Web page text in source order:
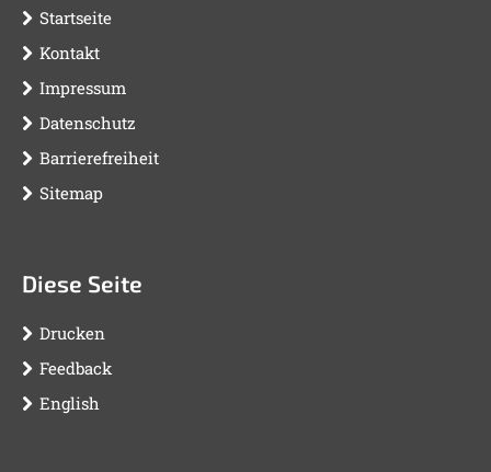
Startseite
Kontakt
Impressum
Datenschutz
Barrierefreiheit
Sitemap
Diese Seite
Drucken
Feedback
English